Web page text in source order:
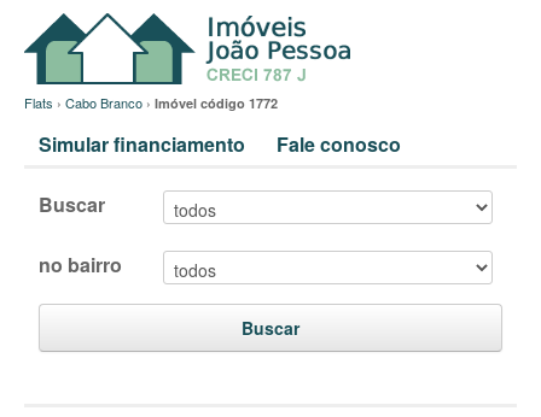
Flats › Cabo Branco › Imóvel código 1772
Simular financiamento Fale conosco
Buscar
no bairro
Buscar